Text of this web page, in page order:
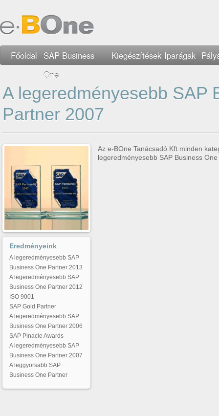
Főoldal
SAP Business
One
Kiegészítések Iparágak
A legeredményesebb SAP
Partner 2007
Az e-BOne Tanácsadó Kft minden
legeredményesebb SAP Business
Eredményeink
A legeredményesebb SAP
Business One Partner 2013
A legeredményesebb SAP
Business One Partner 2012
ISO 9001
SAP Gold Partner
A legeredményesebb SAP
Business One Partner 2006
SAP Pinacle Awards
A legeredményesebb SAP
Business One Partner 2007
A leggyorsabb SAP
Business One Partner